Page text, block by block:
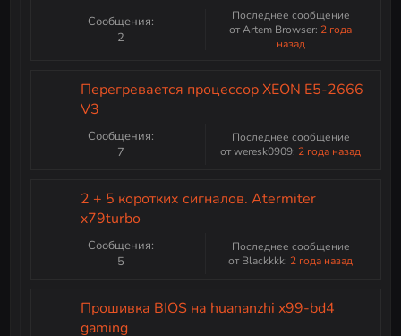
Сообщения:
2
Последнее сообщение
от Artem Browser: 2 года
назад
Перегревается процессор XEON E5-2666
V3
Сообщения:
7
Последнее сообщение
от weresk0909: 2 года назад
2 + 5 коротких сигналов. Atermiter
x79turbo
Сообщения:
5
Последнее сообщение
от Blackkkk: 2 года назад
Прошивка BIOS на huananzhi x99-bd4
gaming